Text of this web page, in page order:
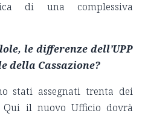
di una complessiva
le differenze dell’UPP
della Cassazione?
stati assegnati trenta dei
Qui il nuovo Ufficio dovrà